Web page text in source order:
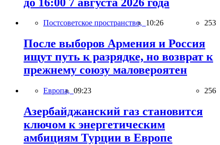
Постсоветское пространство, 10:26 253
После выборов Армения и Россия
ищут путь к разрядке, но возврат к
прежнему союзу маловероятен
Европа, 09:23 256
Азербайджанский газ становится
ключом к энергетическим
амбициям Турции в Европе